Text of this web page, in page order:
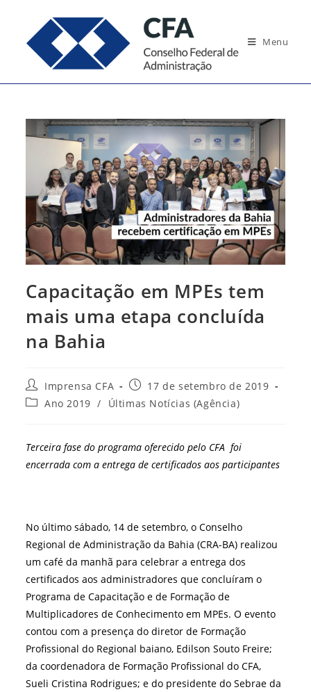
conteúdo
Menu
Capacitação em MPEs tem
mais uma etapa concluída
na Bahia
Autor
do
post:
Imprensa CFA
Post
publicado:
17 de setembro de 2019
Categoria
Ano 2019 / Últimas Notícias (Agência)
Terceira fase do programa oferecido pelo CFA foi
encerrada com a entrega de certificados aos participantes
No último sábado, 14 de setembro, o Conselho
Regional de Administração da Bahia (CRA-BA) realizou
um café da manhã para celebrar a entrega dos
certificados aos administradores que concluíram o
Programa de Capacitação e de Formação de
Multiplicadores de Conhecimento em MPEs. O evento
contou com a presença do diretor de Formação
Profissional do Regional baiano, Edilson Souto Freire;
da coordenadora de Formação Profissional do CFA,
Sueli Cristina Rodrigues; e do presidente do Sebrae da